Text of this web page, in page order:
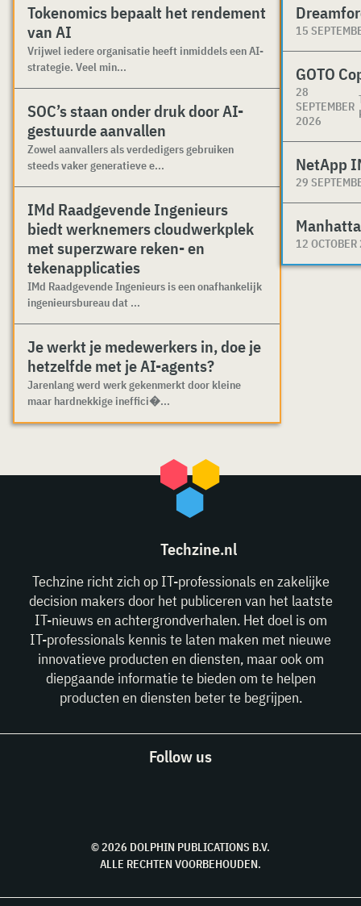
Tokenomics bepaalt het rendement
van AI
Vrijwel iedere organisatie heeft inmiddels een AI-
strategie. Veel min...
SOC’s staan onder druk door AI-
gestuurde aanvallen
Zowel aanvallers als verdedigers gebruiken
steeds vaker generatieve e...
IMd Raadgevende Ingenieurs
biedt werknemers cloudwerkplek
met superzware reken- en
tekenapplicaties
IMd Raadgevende Ingenieurs is een onafhankelijk
ingenieursbureau dat ...
Je werkt je medewerkers in, doe je
hetzelfde met je AI-agents?
Jarenlang werd werk gekenmerkt door kleine
maar hardnekkige ineffici�...
15
GOTO
28
SEPTEMBER
2026
NetApp
29
12
Techzine.nl
Techzine richt zich op IT-professionals en zakelijke
decision makers door het publiceren van het laatste
IT-nieuws en achtergrondverhalen. Het doel is om
IT-professionals kennis te laten maken met nieuwe
innovatieve producten en diensten, maar ook om
diepgaande informatie te bieden om te helpen
producten en diensten beter te begrijpen.
Follow us
© 2026 DOLPHIN PUBLICATIONS B.V.
ALLE RECHTEN VOORBEHOUDEN.